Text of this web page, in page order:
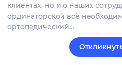
клиентах, но и о наших
ординаторской всё
ортопедический…